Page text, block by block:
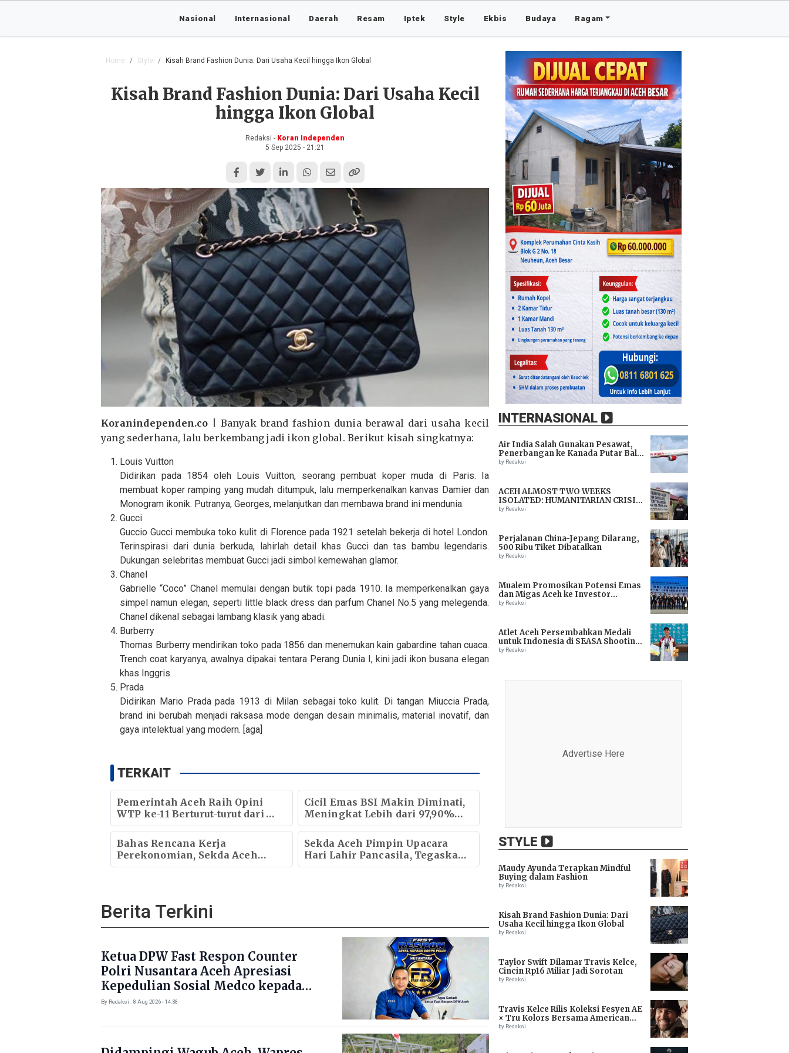
Nasional Internasional Daerah Resam Iptek Style Ekbis Budaya Ragam
Home Style Kisah Brand Fashion Dunia: Dari Usaha Kecil hingga Ikon Global
Kisah Brand Fashion Dunia: Dari Usaha Kecil
hingga Ikon Global
Redaksi - Koran Independen
5 Sep 2025 - 21:21
Koranindependen.co |
Banyak brand fashion dunia berawal dari usaha kecil
yang sederhana, lalu berkembang jadi ikon global. Berikut kisah singkatnya:
Louis Vuitton
Didirikan pada 1854 oleh Louis Vuitton, seorang pembuat koper muda di Paris. Ia
membuat koper ramping yang mudah ditumpuk, lalu memperkenalkan kanvas Damier dan
Monogram ikonik. Putranya, Georges, melanjutkan dan membawa brand ini mendunia.
Gucci
Guccio Gucci membuka toko kulit di Florence pada 1921 setelah bekerja di hotel London.
Terinspirasi dari dunia berkuda, lahirlah detail khas Gucci dan tas bambu legendaris.
Dukungan selebritas membuat Gucci jadi simbol kemewahan glamor.
Chanel
Gabrielle “Coco” Chanel memulai dengan butik topi pada 1910. Ia memperkenalkan gaya
simpel namun elegan, seperti little black dress dan parfum Chanel No.5 yang melegenda.
Chanel dikenal sebagai lambang klasik yang abadi.
Burberry
Thomas Burberry mendirikan toko pada 1856 dan menemukan kain gabardine tahan cuaca.
Trench coat karyanya, awalnya dipakai tentara Perang Dunia I, kini jadi ikon busana elegan
khas Inggris.
Prada
Didirikan Mario Prada pada 1913 di Milan sebagai toko kulit. Di tangan Miuccia Prada,
brand ini berubah menjadi raksasa mode dengan desain minimalis, material inovatif, dan
gaya intelektual yang modern. [aga]
TERKAIT
Pemerintah Aceh Raih Opini
WTP ke-11 Berturut-turut dari
BPK RI
Cicil Emas BSI Makin Diminati,
Meningkat Lebih dari 97,90%
Setahun
Bahas Rencana Kerja
Perekonomian, Sekda Aceh
Bidik Investasi dari Rusia
Sekda Aceh Pimpin Upacara
Hari Lahir Pancasila, Tegaskan
Pancasila Fondasi Perdamaian
Berita Terkini
Ketua DPW Fast Respon Counter
Polri Nusantara Aceh Apresiasi
Kepedulian Sosial Medco kepada
Masyarakat Aceh Timur
By Redaksi . 8 Aug 2026 - 14:38
INTERNASIONAL
Air India Salah Gunakan Pesawat,
Penerbangan ke Kanada Putar Balik
Setelah 9 Jam di Udara
by Redaksi
ACEH ALMOST TWO WEEKS
ISOLATED: HUMANITARIAN CRISIS
THREATENS LIVES, IMMEDIATE
by Redaksi
Perjalanan China-Jepang Dilarang,
500 Ribu Tiket Dibatalkan
by Redaksi
Mualem Promosikan Potensi Emas
dan Migas Aceh ke Investor
Tiongkok
by Redaksi
Atlet Aceh Persembahkan Medali
untuk Indonesia di SEASA Shooting
Championship 2025
by Redaksi
Advertise Here
STYLE
Maudy Ayunda Terapkan Mindful
Buying dalam Fashion
by Redaksi
Kisah Brand Fashion Dunia: Dari
Usaha Kecil hingga Ikon Global
by Redaksi
Taylor Swift Dilamar Travis Kelce,
Cincin Rp16 Miliar Jadi Sorotan
by Redaksi
Travis Kelce Rilis Koleksi Fesyen AE
× Tru Kolors Bersama American
Eagle
by Redaksi